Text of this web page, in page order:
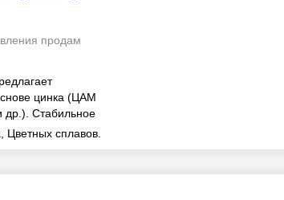
продам
цинка (ЦАМ
Стабильное
Цветных сплавов.